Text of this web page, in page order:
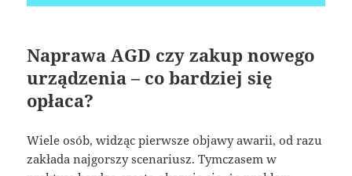
Naprawa AGD czy zakup nowego
urządzenia – co bardziej się
opłaca?
Wiele osób, widząc pierwsze objawy awarii, od razu
zakłada najgorszy scenariusz. Tymczasem w